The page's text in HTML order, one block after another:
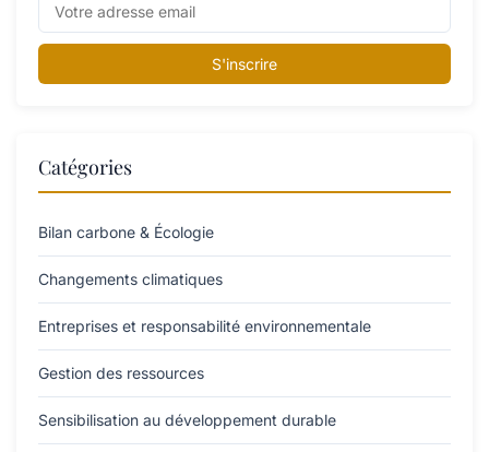
S'inscrire
Catégories
Bilan carbone & Écologie
Changements climatiques
Entreprises et responsabilité environnementale
Gestion des ressources
Sensibilisation au développement durable